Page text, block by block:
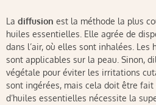
La diffusion est la méthode la plus
huiles essentielles. Elle agrée de
dans l’air, où elles sont inhalées. Les
sont applicables sur la peau. Sinon,
végétale pour éviter les irritations
sont ingérées, mais cela doit être fait
d’huiles essentielles nécessite la